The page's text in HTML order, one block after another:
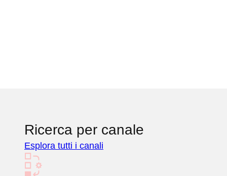
Ricerca per canale
Esplora tutti i canali